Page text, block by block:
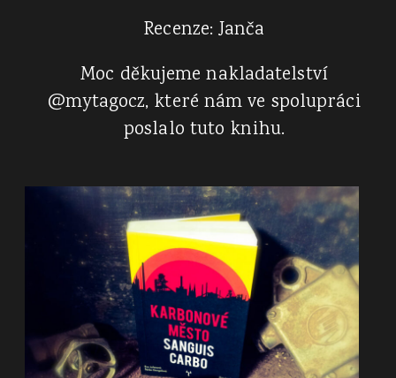
Recenze: Janča
Moc děkujeme nakladatelství
@mytagocz, které nám ve spolupráci
poslalo tuto knihu.